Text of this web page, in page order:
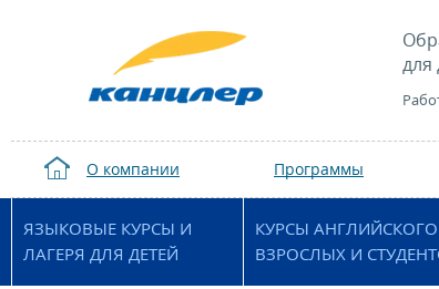
для
О компании Программы
ЯЗЫКОВЫЕ КУРСЫ И
ЛАГЕРЯ ДЛЯ ДЕТЕЙ
КУРСЫ
ВЗРОСЛЫХ И